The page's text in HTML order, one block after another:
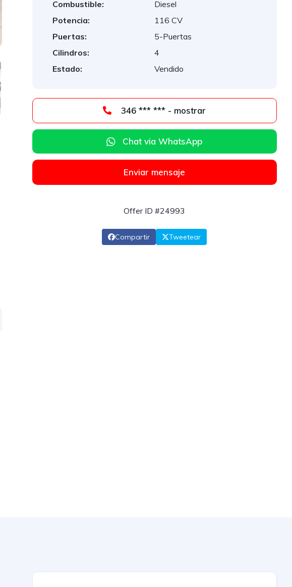
Combustible:
Diesel
Potencia:
116 CV
Puertas:
5-Puertas
Cilindros:
4
Estado:
Vendido
346 *** *** - mostrar
Chat via WhatsApp
Enviar mensaje
Offer ID #24993
Compartir Tweetear